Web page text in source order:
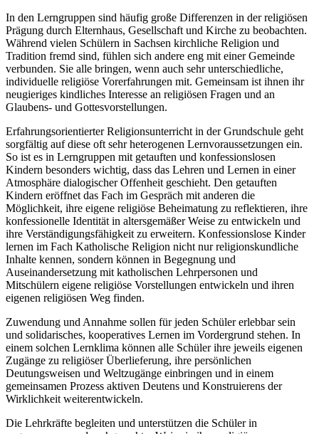
In den Lerngruppen sind häufig große Differenzen in der religiösen
Prägung durch Elternhaus, Gesellschaft und Kirche zu beobachten.
Während vielen Schülern in Sachsen kirchliche Religion und
Tradition fremd sind, fühlen sich andere eng mit einer Gemeinde
verbunden. Sie alle bringen, wenn auch sehr unterschiedliche,
individuelle religiöse Vorerfahrungen mit. Gemeinsam ist ihnen ihr
neugieriges kindliches Interesse an religiösen Fragen und an
Glaubens- und Gottesvorstellungen.
Erfahrungsorientierter Religionsunterricht in der Grundschule geht
sorgfältig auf diese oft sehr heterogenen Lernvoraussetzungen ein.
So ist es in Lerngruppen mit getauften und konfessionslosen
Kindern besonders wichtig, dass das Lehren und Lernen in einer
Atmosphäre dialogischer Offenheit geschieht. Den getauften
Kindern eröffnet das Fach im Gespräch mit anderen die
Möglichkeit, ihre eigene religiöse Beheimatung zu reflektieren, ihre
konfessionelle Identität in altersgemäßer Weise zu entwickeln und
ihre Verständigungsfähigkeit zu erweitern. Konfessionslose Kinder
lernen im Fach Katholische Religion nicht nur religionskundliche
Inhalte kennen, sondern können in Begegnung und
Auseinandersetzung mit katholischen Lehrpersonen und
Mitschülern eigene religiöse Vorstellungen entwickeln und ihren
eigenen religiösen Weg finden.
Zuwendung und Annahme sollen für jeden Schüler erlebbar sein
und solidarisches, kooperatives Lernen im Vordergrund stehen. In
einem solchen Lernklima können alle Schüler ihre jeweils eigenen
Zugänge zu religiöser Überlieferung, ihre persönlichen
Deutungsweisen und Weltzugänge einbringen und in einem
gemeinsamen Prozess aktiven Deutens und Konstruierens der
Wirklichkeit weiterentwickeln.
Die Lehrkräfte begleiten und unterstützen die Schüler in